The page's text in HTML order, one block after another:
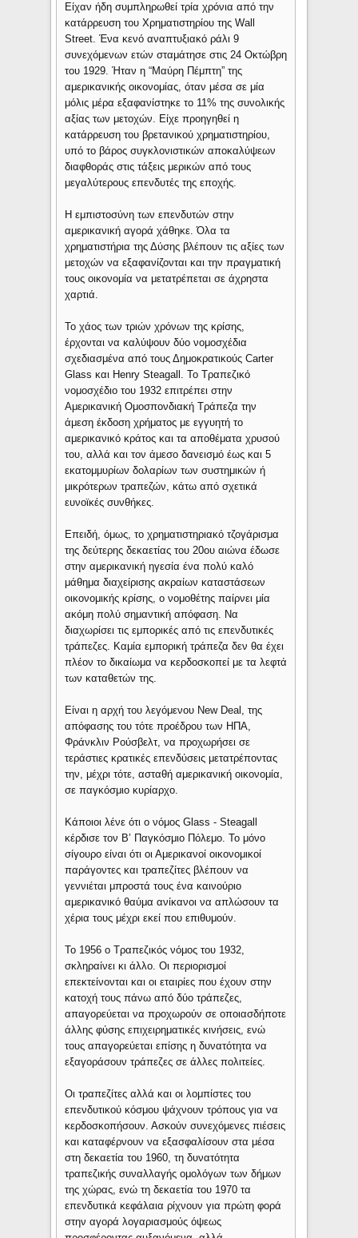
Είχαν ήδη συμπληρωθεί τρία χρόνια από την
κατάρρευση του Χρηματιστηρίου της Wall
Street. Ένα κενό αναπτυξιακό ράλι 9
συνεχόμενων ετών σταμάτησε στις 24 Οκτώβρη
του 1929. Ήταν η “Μαύρη Πέμπτη” της
αμερικανικής οικονομίας, όταν μέσα σε μία
μόλις μέρα εξαφανίστηκε το 11% της συνολικής
αξίας των μετοχών. Είχε προηγηθεί η
κατάρρευση του βρετανικού χρηματιστηρίου,
υπό το βάρος συγκλονιστικών αποκαλύψεων
διαφθοράς στις τάξεις μερικών από τους
μεγαλύτερους επενδυτές της εποχής.
Η εμπιστοσύνη των επενδυτών στην
αμερικανική αγορά χάθηκε. Όλα τα
χρηματιστήρια της Δύσης βλέπουν τις αξίες των
μετοχών να εξαφανίζονται και την πραγματική
τους οικονομία να μετατρέπεται σε άχρηστα
χαρτιά.
Το χάος των τριών χρόνων της κρίσης,
έρχονται να καλύψουν δύο νομοσχέδια
σχεδιασμένα από τους Δημοκρατικούς Carter
Glass και Henry Steagall. Το Τραπεζικό
νομοσχέδιο του 1932 επιτρέπει στην
Αμερικανική Ομοσπονδιακή Τράπεζα την
άμεση έκδοση χρήματος με εγγυητή το
αμερικανικό κράτος και τα αποθέματα χρυσού
του, αλλά και τον άμεσο δανεισμό έως και 5
εκατομμυρίων δολαρίων των συστημικών ή
μικρότερων τραπεζών, κάτω από σχετικά
ευνοϊκές συνθήκες.
Επειδή, όμως, το χρηματιστηριακό τζογάρισμα
της δεύτερης δεκαετίας του 20ου αιώνα έδωσε
στην αμερικανική ηγεσία ένα πολύ καλό
μάθημα διαχείρισης ακραίων καταστάσεων
οικονομικής κρίσης, ο νομοθέτης παίρνει μία
ακόμη πολύ σημαντική απόφαση. Να
διαχωρίσει τις εμπορικές από τις επενδυτικές
τράπεζες. Καμία εμπορική τράπεζα δεν θα έχει
πλέον το δικαίωμα να κερδοσκοπεί με τα λεφτά
των καταθετών της.
Είναι η αρχή του λεγόμενου New Deal, της
απόφασης του τότε προέδρου των ΗΠΑ,
Φράνκλιν Ρούσβελτ, να προχωρήσει σε
τεράστιες κρατικές επενδύσεις μετατρέποντας
την, μέχρι τότε, ασταθή αμερικανική οικονομία,
σε παγκόσμιο κυρίαρχο.
Κάποιοι λένε ότι ο νόμος Glass - Steagall
κέρδισε τον Β’ Παγκόσμιο Πόλεμο. Το μόνο
σίγουρο είναι ότι οι Αμερικανοί οικονομικοί
παράγοντες και τραπεζίτες βλέπουν να
γεννιέται μπροστά τους ένα καινούριο
αμερικανικό θαύμα ανίκανοι να απλώσουν τα
χέρια τους μέχρι εκεί που επιθυμούν.
Το 1956 ο Τραπεζικός νόμος του 1932,
σκληραίνει κι άλλο. Οι περιορισμοί
επεκτείνονται και οι εταιρίες που έχουν στην
κατοχή τους πάνω από δύο τράπεζες,
απαγορεύεται να προχωρούν σε οποιασδήποτε
άλλης φύσης επιχειρηματικές κινήσεις, ενώ
τους απαγορεύεται επίσης η δυνατότητα να
εξαγοράσουν τράπεζες σε άλλες πολιτείες.
Οι τραπεζίτες αλλά και οι λομπίστες του
επενδυτικού κόσμου ψάχνουν τρόπους για να
κερδοσκοπήσουν. Ασκούν συνεχόμενες πιέσεις
και καταφέρνουν να εξασφαλίσουν στα μέσα
στη δεκαετία του 1960, τη δυνατότητα
τραπεζικής συναλλαγής ομολόγων των δήμων
της χώρας, ενώ τη δεκαετία του 1970 τα
επενδυτικά κεφάλαια ρίχνουν για πρώτη φορά
στην αγορά λογαριασμούς όψεως